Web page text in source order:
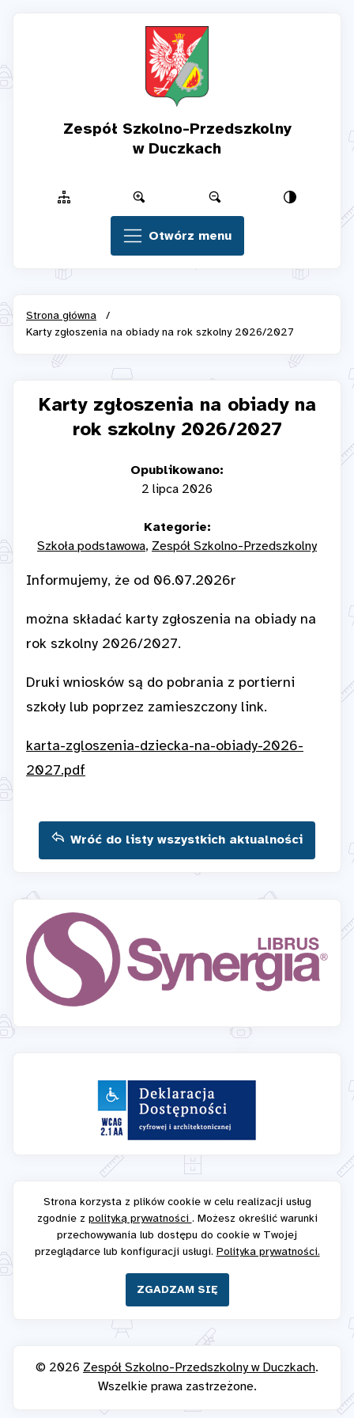
Zespół Szkolno-Przedszkolny
w Duczkach
Otwórz menu
Strona główna
/
Karty zgłoszenia na obiady na rok szkolny 2026/2027
Karty zgłoszenia na obiady na
rok szkolny 2026/2027
Opublikowano:
2 lipca 2026
Kategorie:
Szkoła podstawowa Zespół Szkolno-Przedszkolny
Informujemy, że od 06.07.2026r
można składać karty zgłoszenia na obiady na
rok szkolny 2026/2027.
Druki wniosków są do pobrania z portierni
szkoły lub poprzez zamieszczony link.
karta-zgloszenia-dziecka-na-obiady-2026-
2027.pdf
Wróć do listy wszystkich aktualności
Strona korzysta z plików cookie w celu realizacji usług
zgodnie z polityką prywatności . Możesz określić warunki
przechowywania lub dostępu do cookie w Twojej
przeglądarce lub konfiguracji usługi. Polityka prywatności.
ZGADZAM SIĘ
© 2026 Zespół Szkolno-Przedszkolny w Duczkach.
Wszelkie prawa zastrzeżone.